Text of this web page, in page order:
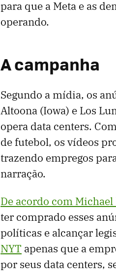
para que a Meta e as
operando.
A campanha
Segundo a mídia, os
Altoona (Iowa) e Los
opera data centers.
de futebol, os vídeos
trazendo empregos
narração.
De acordo com Michael
ter comprado esses
políticas e alcançar
NYT apenas que a
por seus data centers,